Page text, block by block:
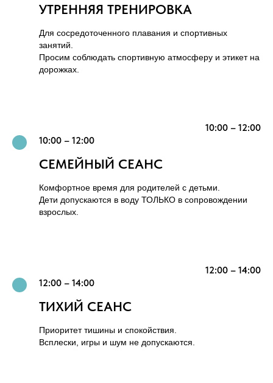
УТРЕННЯЯ ТРЕНИРОВКА
Для сосредоточенного плавания и спортивных
занятий.
Просим соблюдать спортивную атмосферу и этикет на
дорожках.
10:00 – 12:00
10:00 – 12:00
СЕМЕЙНЫЙ СЕАНС
Комфортное время для родителей с детьми.
Дети допускаются в воду ТОЛЬКО в сопровождении
взрослых.
12:00 – 14:00
12:00 – 14:00
ТИХИЙ СЕАНС
Приоритет тишины и спокойствия.
Всплески, игры и шум не допускаются.